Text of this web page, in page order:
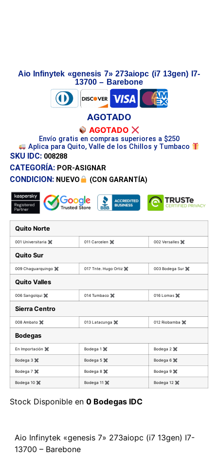
Aio Infinytek «genesis 7» 273aiopc (i7 13gen) I7-
13700 – Barebone
AGOTADO
AGOTADO
Envío gratis en compras superiores a $250
Aplica para Quito, Valle de los Chillos y Tumbaco
SKU IDC: 008288
CATEGORÍA: POR-ASIGNAR
CONDICION: NUEVO (CON GARANTÍA)
Quito Norte
001 Universitaria ✖ 011 Carcelen ✖ 002 Versalles ✖
Quito Sur
009 Chaguarquingo ✖ 017 Tnte. Hugo Ortiz ✖ 003 Bodega Sur ✖
Quito Valles
006 Sangolqui ✖ 014 Tumbaco ✖ 016 Lomas ✖
Sierra Centro
008 Ambato ✖ 013 Latacunga ✖ 012 Riobamba ✖
Bodegas
En Importación ✖ Bodega 1 ✖ Bodega 2 ✖
Bodega 3 ✖ Bodega 5 ✖ Bodega 6 ✖
Bodega 7 ✖ Bodega 8 ✖ Bodega 9 ✖
Bodega 10 ✖ Bodega 11 ✖ Bodega 12 ✖
Stock Disponible en 0 Bodegas IDC
Aio Infinytek «genesis 7» 273aiopc (i7 13gen) I7-
13700 – Barebone